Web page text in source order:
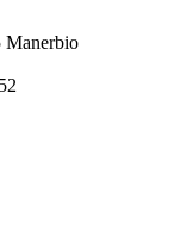
Manerbio